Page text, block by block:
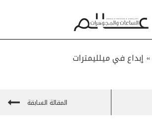
» إبداع في ميلليمترات
المقالة السابقة